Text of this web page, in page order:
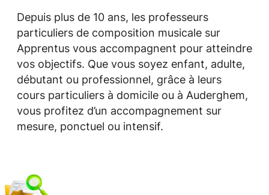
Depuis plus de 10 ans, les professeurs
particuliers de composition musicale sur
Apprentus vous accompagnent pour atteindre
vos objectifs. Que vous soyez enfant, adulte,
débutant ou professionnel, grâce à leurs
cours particuliers à domicile ou à Auderghem,
vous profitez d’un accompagnement sur
mesure, ponctuel ou intensif.